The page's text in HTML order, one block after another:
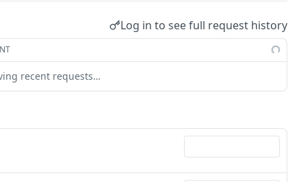
Log in to see full request history
recent requests…